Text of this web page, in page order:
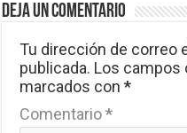
Deja un comentario
Tu dirección de correo
publicada. Los campos
marcados con*
Comentario*